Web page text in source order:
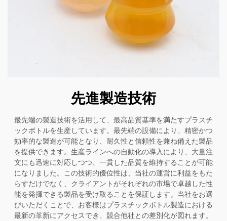
先進製造技術
最先端の製造技術を活用して、最高品質基準を満たすプラスチ
ックボトルを生産しています。最先端の設備により、精密かつ
効率的な製造が可能となり、耐久性と信頼性を兼ね備えた製品
を提供できます。生産ラインへの自動化の導入により、大量注
文にも迅速に対応しつつ、一貫した品質を維持することが可能
になりました。この技術的優位性は、当社の運営に利益をもた
らすだけでなく、クライアントがそれぞれの市場で卓越した性
能を発揮できる製品を受け取ることを保証します。当社をお選
びいただくことで、お客様はプラスチックボトル製造における
最新の革新にアクセスでき、競合他社との差別化が図れます。